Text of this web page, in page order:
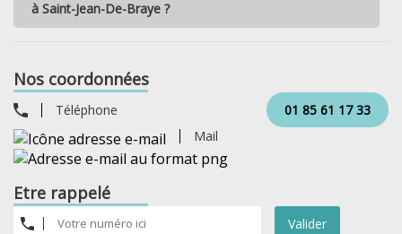
à Saint-Jean-De-Braye ?
Nos coordonnées
Téléphone
01 85 61 17 33
Mail
Etre rappelé
Valider